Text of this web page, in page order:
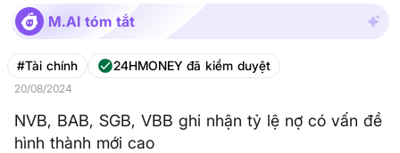
M.AI tóm tắt
#Tài chính 24HMONEY đã kiểm duyệt
20/08/2024
NVB, BAB, SGB, VBB ghi nhận tỷ lệ nợ có vấn đề
hình thành mới cao